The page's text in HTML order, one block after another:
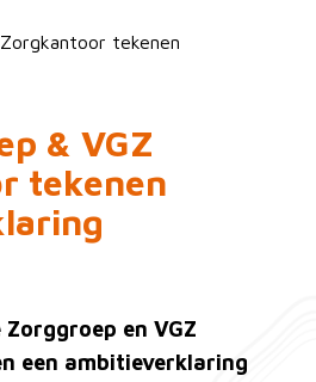
tekenen
& VGZ
tekenen
en VGZ
een ambitieverklaring